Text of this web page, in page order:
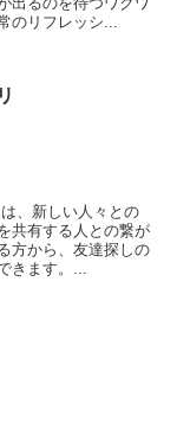
のリフレッシ...
、新しい人々との
共有する人との繋が
方から、友達探しの
きます。...